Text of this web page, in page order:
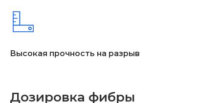
Высокая прочность на разрыв
Дозировка фибры